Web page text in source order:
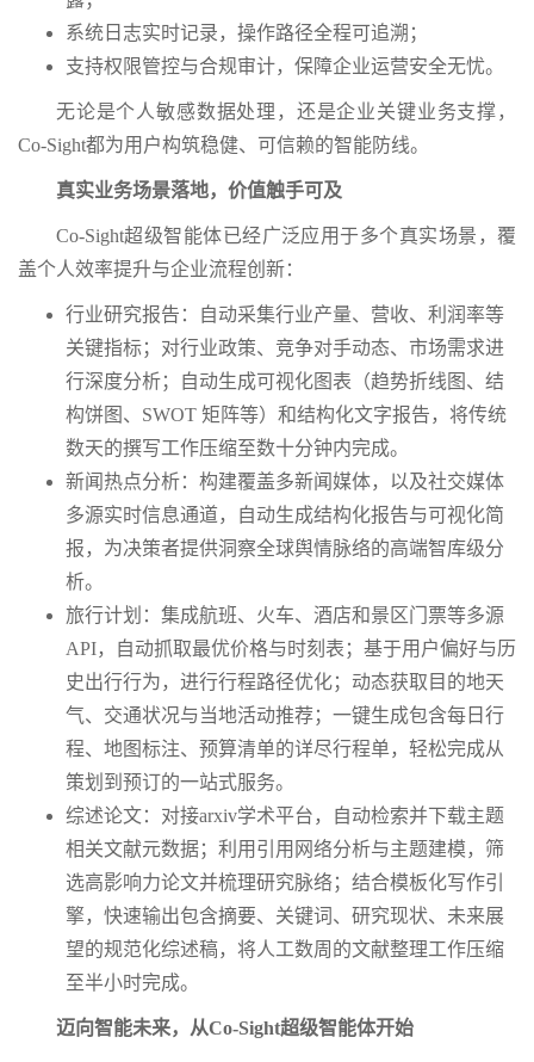
系统日志实时记录，操作路径全程可追溯；
支持权限管控与合规审计，保障企业运营安全无忧。
无论是个人敏感数据处理，还是企业关键业务支撑，
Co-Sight都为用户构筑稳健、可信赖的智能防线。
真实业务场景落地，价值触手可及
Co-Sight超级智能体已经广泛应用于多个真实场景，覆
盖个人效率提升与企业流程创新：
行业研究报告：自动采集行业产量、营收、利润率等
关键指标；对行业政策、竞争对手动态、市场需求进
行深度分析；自动生成可视化图表（趋势折线图、结
构饼图、SWOT 矩阵等）和结构化文字报告，将传统
数天的撰写工作压缩至数十分钟内完成。
新闻热点分析：构建覆盖多新闻媒体，以及社交媒体
多源实时信息通道，自动生成结构化报告与可视化简
报，为决策者提供洞察全球舆情脉络的高端智库级分
析。
旅行计划：集成航班、火车、酒店和景区门票等多源
API，自动抓取最优价格与时刻表；基于用户偏好与历
史出行行为，进行行程路径优化；动态获取目的地天
气、交通状况与当地活动推荐；一键生成包含每日行
程、地图标注、预算清单的详尽行程单，轻松完成从
策划到预订的一站式服务。
综述论文：对接arxiv学术平台，自动检索并下载主题
相关文献元数据；利用引用网络分析与主题建模，筛
选高影响力论文并梳理研究脉络；结合模板化写作引
擎，快速输出包含摘要、关键词、研究现状、未来展
望的规范化综述稿，将人工数周的文献整理工作压缩
至半小时完成。
迈向智能未来，从Co-Sight超级智能体开始